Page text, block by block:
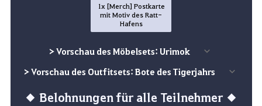
1x [Merch] Postkarte
mit Motiv des Ratt-
Hafens
> Vorschau des Möbelsets: Urimok
> Vorschau des Outfitsets: Bote des Tigerjahrs
◆ Belohnungen für alle Teilnehmer ◆